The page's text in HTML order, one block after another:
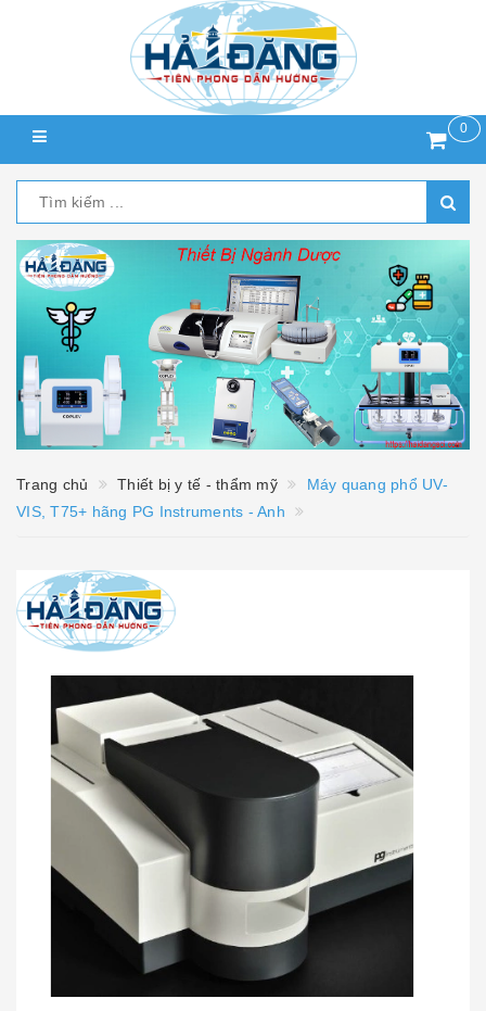
0
Trang chủ Thiết bị y tế - thẩm mỹ
Máy quang phổ UV-
VIS, T75+ hãng PG Instruments - Anh